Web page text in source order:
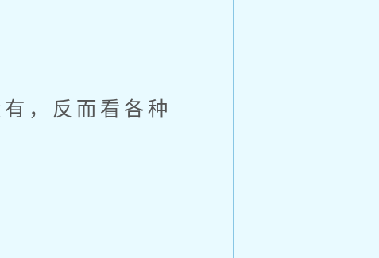
，反而看各种